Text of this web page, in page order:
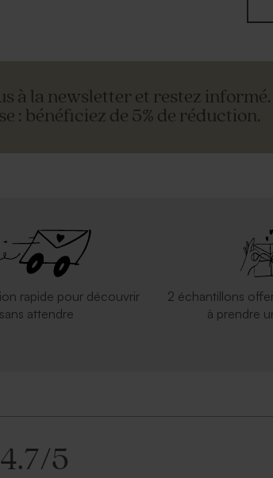
à la newsletter et restez informé.
: bénéficiez de 5% de réduction.
rapide pour découvrir
sans attendre
2 échantillons
à prendre
4.7/5